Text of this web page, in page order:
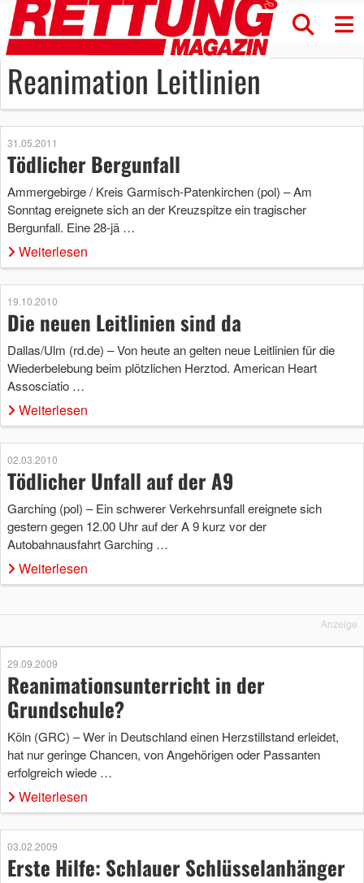
Reanimation Leitlinien
31.05.2011
Tödlicher Bergunfall
Ammergebirge / Kreis Garmisch-Patenkirchen (pol) – Am
Sonntag ereignete sich an der Kreuzspitze ein tragischer
Bergunfall. Eine 28-jä …
Weiterlesen
19.10.2010
Die neuen Leitlinien sind da
Dallas/Ulm (rd.de) – Von heute an gelten neue Leitlinien für die
Wiederbelebung beim plötzlichen Herztod. American Heart
Assosciatio …
Weiterlesen
02.03.2010
Tödlicher Unfall auf der A9
Garching (pol) – Ein schwerer Verkehrsunfall ereignete sich
gestern gegen 12.00 Uhr auf der A 9 kurz vor der
Autobahnausfahrt Garching …
Weiterlesen
Anzeige
29.09.2009
Reanimationsunterricht in der
Grundschule?
Köln (GRC) – Wer in Deutschland einen Herzstillstand erleidet,
hat nur geringe Chancen, von Angehörigen oder Passanten
erfolgreich wiede …
Weiterlesen
03.02.2009
Erste Hilfe: Schlauer Schlüsselanhänger